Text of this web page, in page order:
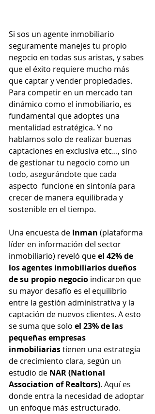
Si sos un agente inmobiliario
seguramente manejes tu propio
negocio en todas sus aristas, y sabes
que el éxito requiere mucho más
que captar y vender propiedades.
Para competir en un mercado tan
dinámico como el inmobiliario, es
fundamental que adoptes una
mentalidad estratégica. Y no
hablamos solo de realizar buenas
captaciones en exclusiva etc..., sino
de gestionar tu negocio como un
todo, asegurándote que cada
aspecto  funcione en sintonía para
crecer de manera equilibrada y
sostenible en el tiempo.
Una encuesta de Inman (plataforma
líder en información del sector
inmobiliario) reveló que el 42% de
los agentes inmobiliarios dueños
de su propio negocio indicaron que
su mayor desafío es el equilibrio
entre la gestión administrativa y la
captación de nuevos clientes. A esto
se suma que solo el 23% de las
pequeñas empresas
inmobiliarias tienen una estrategia
de crecimiento clara, según un
estudio de NAR (National
Association of Realtors). Aquí es
donde entra la necesidad de adoptar
un enfoque más estructurado.